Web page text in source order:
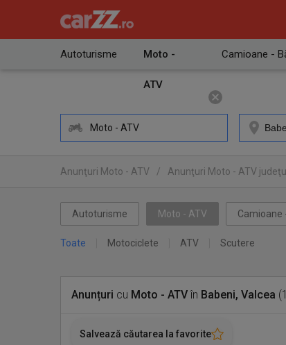
Autoturisme Moto -
ATV
Camioane -
Moto - ATV
Anunţuri Moto - ATV / Anunţuri Moto - ATV
Autoturisme Moto - ATV Camioane
Toate Motociclete ATV Scutere
Anunțuri cu Moto - ATVîn Babeni, Valcea
Salvează căutarea la favorite